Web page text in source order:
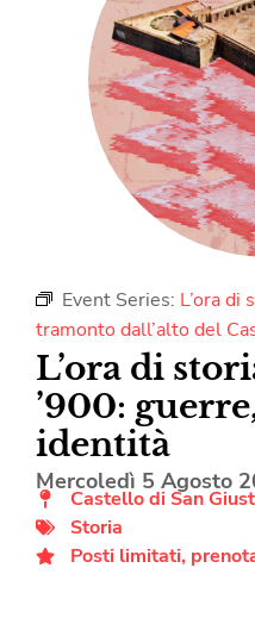
Event Series: L’ora di
tramonto dall’alto del
L’ora di
’900:
identità
Mercoledì 5 Agosto
Castello di San
Storia
Posti limitati,